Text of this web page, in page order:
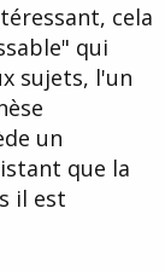
cela
qui
sujets, l'un
un
que la
il est